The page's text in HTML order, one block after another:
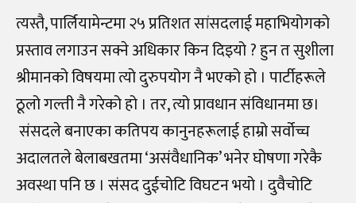
त्यस्तै, पार्लियामेन्टमा २५ प्रतिशत सांसदलाई महाभियोगको
प्रस्ताव लगाउन सक्ने अधिकार किन दिइयो ? हुन त सुशीला
श्रीमानको विषयमा त्यो दुरुपयोग नै भएको हो । पार्टीहरूले
ठूलो गल्ती नै गरेको हो । तर, त्यो प्रावधान संविधानमा छ।
संसदले बनाएका कतिपय कानुनहरूलाई हाम्रो सर्वोच्च
अदालतले बेलाबखतमा ‘असंवैधानिक’ भनेर घोषणा गरेकै
अवस्था पनि छ । संसद दुईचोटि विघटन भयो । दुवैचोटि